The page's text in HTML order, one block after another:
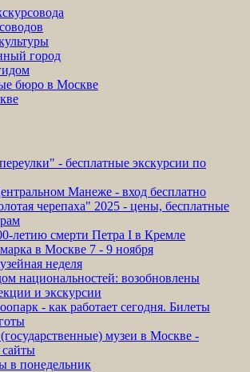
город
бюро в Москве
- бесплатные экскурсии по
Манеже - вход бесплатно
черепаха" 2025 - цены, бесплатные
летию смерти Петра I в Кремле
в Москве 7 - 9 ноября
неделя
национальностей: возобновлены
и экскурсии
- как работает сегодня. Билеты
музеи в Москве -
в понедельник